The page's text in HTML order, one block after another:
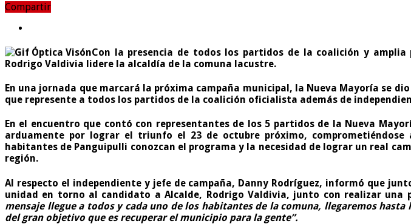
Compartir
Con la presencia de todos los partidos de la coalición y
Rodrigo Valdivia lidere la alcaldía de la comuna lacustre.
En una jornada que marcará la próxima campaña municipal, la Nueva Mayoría se
que represente a todos los partidos de la coalición oficialista además de
En el encuentro que contó con representantes de los 5 partidos de la Nueva
arduamente por lograr el triunfo el 23 de octubre próximo,
habitantes de Panguipulli conozcan el programa y la necesidad de lograr un real
región.
Al respecto el independiente y jefe de campaña, Danny Rodríguez, informó que
unidad en torno al candidato a Alcalde, Rodrigo Valdivia, junto con realizar
mensaje llegue a todos y cada uno de los habitantes de la comuna, llegaremos
del gran objetivo que es recuperar el municipio para la gente”.